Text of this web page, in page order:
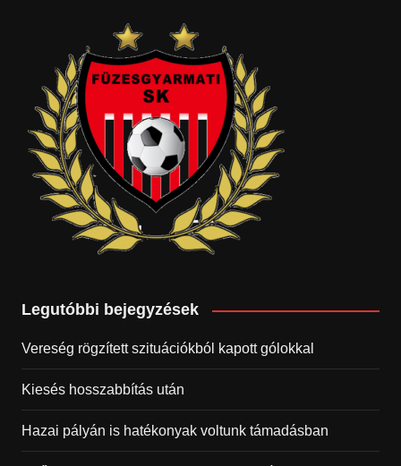
Legutóbbi bejegyzések
Vereség rögzített szituációkból kapott gólokkal
Kiesés hosszabbítás után
Hazai pályán is hatékonyak voltunk támadásban